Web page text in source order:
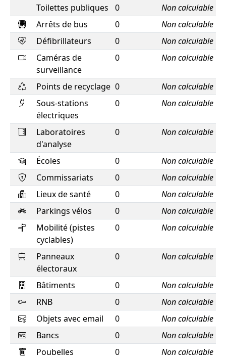
Toilettes publiques 0
Non calculable
Arrêts de bus
0
Non calculable
Défibrillateurs
0
Non calculable
Caméras de
surveillance
0 Non calculable
Points de recyclage 0
Non calculable
Sous-stations
électriques
0 Non calculable
Laboratoires
d'analyse
0 Non calculable
Écoles 0
Non calculable
Commissariats
0
Non calculable
Lieux de santé
0
Non calculable
Parkings vélos
0
Non calculable
Mobilité (pistes
cyclables)
0 Non calculable
Panneaux
électoraux
0 Non calculable
Bâtiments 0
Non calculable
RNB
0
Non calculable
Objets avec email
0
Non calculable
Bancs
0
Non calculable
Poubelles
0 Non calculable